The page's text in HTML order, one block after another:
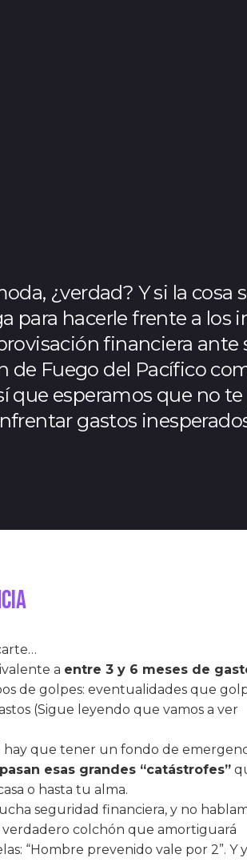
¿verdad? Y si la cosa
hacerle frente a los
financiera ante
Fuego del Pacífico
esperamos que no
gastos
a entre 3 y 6 meses de
de golpes: eventualidades que
(Sigue leyendo que vamos a ver
hay que tener un fondo de
esas grandes “catástrofes”
o hasta tu alma.
seguridad financiera, y no
verdadero colchón que amortiguará
“Hombre prevenido vale por 2”. Y